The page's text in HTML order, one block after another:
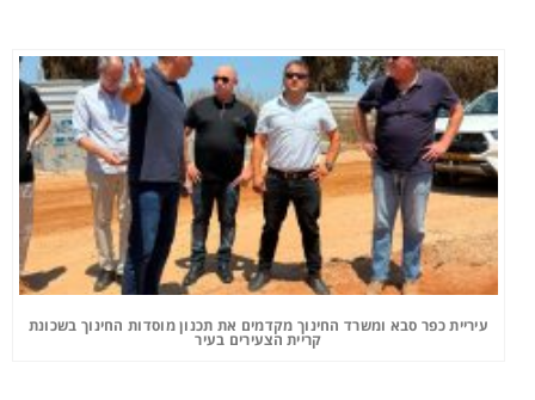
עיריית כפר סבא ומשרד החינוך מקדמים את תכנון מוסדות החינוך בשכונת
קריית הצעירים בעיר